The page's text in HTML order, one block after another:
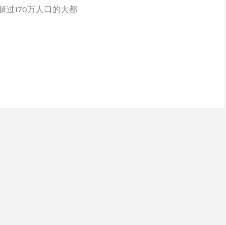
过170万人口的大都